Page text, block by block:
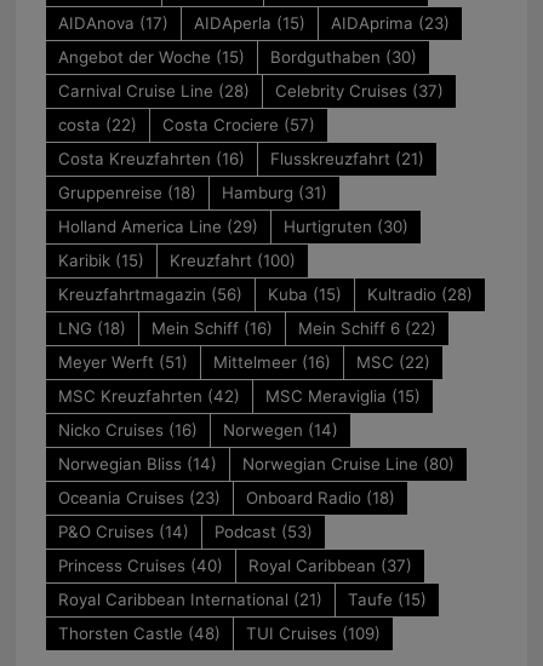
AIDAnova (17) AIDAperla (15) AIDAprima (23)
Angebot der Woche (15) Bordguthaben (30)
Carnival Cruise Line (28) Celebrity Cruises (37)
costa (22) Costa Crociere (57)
Costa Kreuzfahrten (16) Flusskreuzfahrt (21)
Gruppenreise (18) Hamburg (31)
Holland America Line (29) Hurtigruten (30)
Karibik(15) Kreuzfahrt (100)
Kreuzfahrtmagazin (56) Kuba (15) Kultradio(28)
LNG (18) Mein Schiff(16) Mein Schiff 6(22)
Meyer Werft (51) Mittelmeer(16) MSC (22)
MSC Kreuzfahrten (42) MSC Meraviglia (15)
Nicko Cruises (16) Norwegen (14)
Norwegian Bliss (14) Norwegian Cruise Line (80)
Oceania Cruises (23) Onboard Radio(18)
P&O Cruises (14) Podcast (53)
Princess Cruises (40) Royal Caribbean (37)
Royal Caribbean International (21) Taufe (15)
Thorsten Castle (48) TUI Cruises (109)